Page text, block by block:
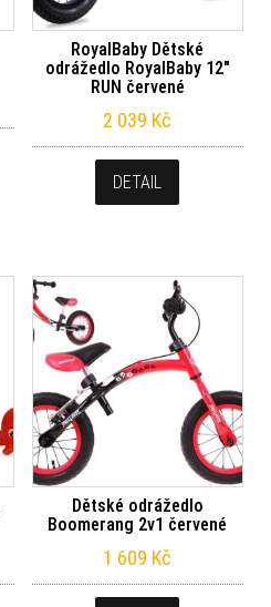
RoyalBaby Dětské
odrážedlo RoyalBaby 12″
RUN červené
2 039 Kč
DETAIL
Dětské odrážedlo
Boomerang 2v1 červené
1 609 Kč